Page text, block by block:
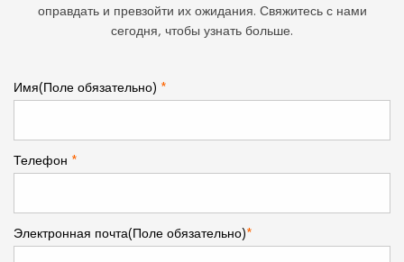
оправдать и превзойти их ожидания. Свяжитесь с нами
сегодня, чтобы узнать больше.
Имя(Поле обязательно) *
Телефон *
Электронная почта(Поле обязательно)*